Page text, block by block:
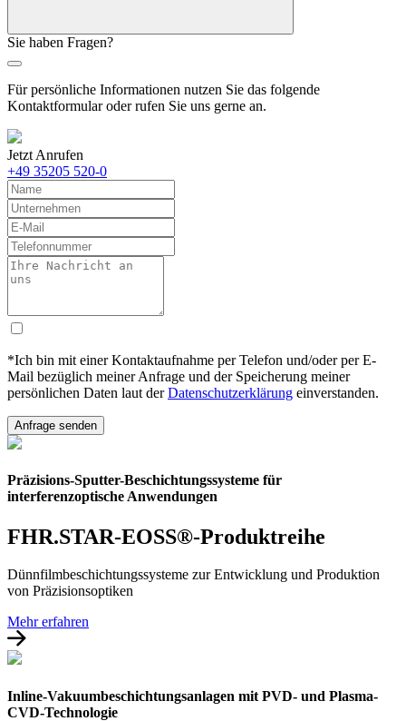
Sie haben Fragen?
Für persönliche Informationen nutzen Sie das folgende
Kontaktformular oder rufen Sie uns gerne an.
Jetzt Anrufen
+49 35205 520-0
*Ich bin mit einer Kontaktaufnahme per Telefon und/oder per E-
Mail bezüglich meiner Anfrage und der Speicherung meiner
persönlichen Daten laut derDatenschutzerklärung einverstanden.
Präzisions-Sputter-Beschichtungssysteme für
interferenzoptische Anwendungen
FHR.STAR-EOSS®-Produktreihe
Dünnfilmbeschichtungssysteme zur Entwicklung und Produktion
von Präzisionsoptiken
Mehr erfahren
Inline-Vakuumbeschichtungsanlagen mit PVD- und Plasma-
CVD-Technologie